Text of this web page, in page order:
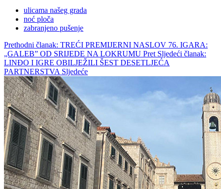
ulicama našeg grada
noć ploča
zabranjeno pušenje
Prethodni članak: TREĆI PREMIJERNI NASLOV 76. IGARA:
„GALEB” OD SRIJEDE NA LOKRUMU Pret Sljedeći članak:
LINĐO I IGRE OBILJEŽILI ŠEST DESETLJEĆA
PARTNERSTVA Sljedeće